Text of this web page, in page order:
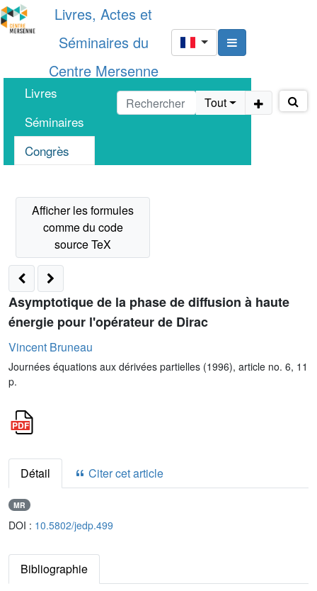
Livres, Actes et
Séminaires du
Centre Mersenne
Livres
Séminaires
Congrès
Tout
Asymptotique de la phase de diffusion à haute
énergie pour l'opérateur de Dirac
Vincent Bruneau
Journées équations aux dérivées partielles (1996), article no. 6, 11
p.
Détail Citer cet article
MR
DOI : 10.5802/jedp.499
Bibliographie